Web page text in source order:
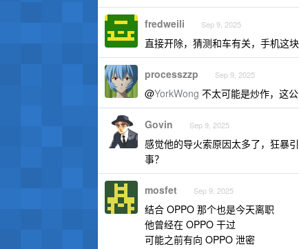
fredweili Sep 9, 2025
直接开除，猜测和车有关，手机这
processzzp Sep 9, 2025
@YorkWong 不太可能是炒作，这
Govin Sep 9, 2025
感觉他的导火索原因太多了，狂暴
事？
mosfet Sep 9, 2025
结合 OPPO 那个也是今天离职
他曾经在 OPPO 干过
可能之前有向 OPPO 泄密